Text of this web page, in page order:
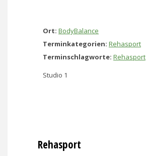
Ort: BodyBalance
Terminkategorien: Rehasport
Terminschlagworte: Rehasport
Studio 1
Rehasport